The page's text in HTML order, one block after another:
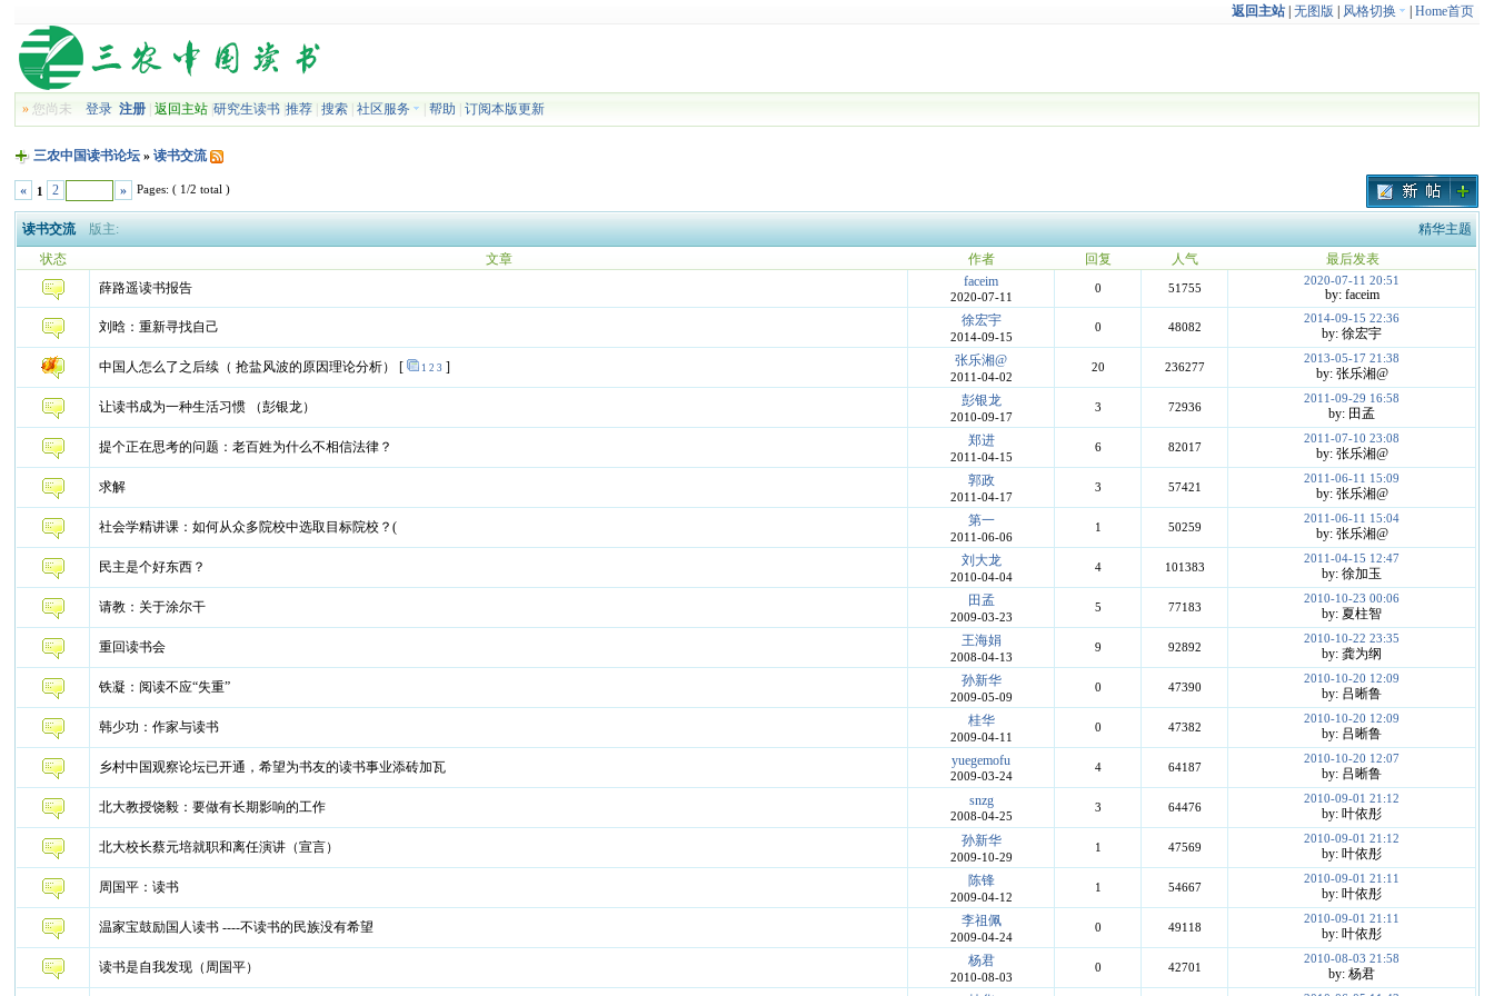
返回主站| 无图版 风格切换 Home首页
» 您尚未登录 注册 |返回主站 |研究生读书 |推荐 |搜索 |社区服务 |帮助 |订阅本版更新
三农中国读书论坛 »读书交流
« 1 2 » Pages: ( 1/2 total )
精华主题
读书交流版主:
状态
文章 作者 回复 人气
最后发表
薛路遥读书报告
faceim
2020-07-11
0 51755
2020-07-11 20:51
by: faceim
刘晗：重新寻找自己 徐宏宇
2014-09-15
0 48082
2014-09-15 22:36
by: 徐宏宇
中国人怎么了之后续（ 抢盐风波的原因理论分析） [ 1 2 3 ] 张乐湘@
2011-04-02
20 236277
2013-05-17 21:38
by: 张乐湘@
让读书成为一种生活习惯 （彭银龙） 彭银龙
2010-09-17
3 72936
2011-09-29 16:58
by: 田孟
提个正在思考的问题：老百姓为什么不相信法律？ 郑进
2011-04-15
6 82017
2011-07-10 23:08
by: 张乐湘@
求解 郭政
2011-04-17
3 57421
2011-06-11 15:09
by: 张乐湘@
社会学精讲课：如何从众多院校中选取目标院校？( 第一
2011-06-06
1 50259
2011-06-11 15:04
by: 张乐湘@
民主是个好东西？ 刘大龙
2010-04-04
4 101383
2011-04-15 12:47
by: 徐加玉
请教：关于涂尔干 田孟
2009-03-23
5 77183
2010-10-23 00:06
by: 夏柱智
重回读书会 王海娟
2008-04-13
9 92892
2010-10-22 23:35
by: 龚为纲
铁凝：阅读不应“失重” 孙新华
2009-05-09
0 47390
2010-10-20 12:09
by: 吕晰鲁
韩少功：作家与读书 桂华
2009-04-11
0 47382
2010-10-20 12:09
by: 吕晰鲁
乡村中国观察论坛已开通，希望为书友的读书事业添砖加瓦 yuegemofu
2009-03-24
4 64187
2010-10-20 12:07
by: 吕晰鲁
北大教授饶毅：要做有长期影响的工作 snzg
2008-04-25
3 64476
2010-09-01 21:12
by: 叶依彤
北大校长蔡元培就职和离任演讲（宣言） 孙新华
2009-10-29
1 47569
2010-09-01 21:12
by: 叶依彤
周国平：读书 陈锋
2009-04-12
1 54667
2010-09-01 21:11
by: 叶依彤
温家宝鼓励国人读书 ----不读书的民族没有希望 李祖佩
2009-04-24
0 49118
2010-09-01 21:11
by: 叶依彤
读书是自我发现（周国平） 杨君
2010-08-03
0 42701
2010-08-03 21:58
by: 杨君